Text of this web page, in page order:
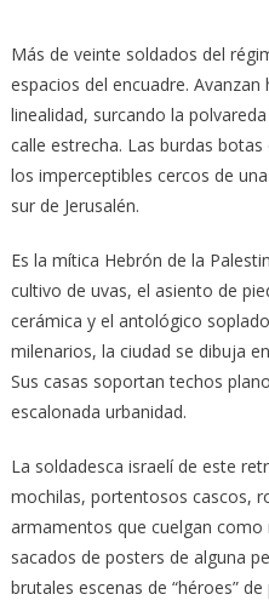
Más de veinte soldados del
espacios del encuadre.
linealidad, surcando la
calle estrecha. Las burdas
los imperceptibles cercos de
sur de Jerusalén.
Es la mítica Hebrón de la
cultivo de uvas, el asiento de
cerámica y el antológico
milenarios, la ciudad se dibuja
Sus casas soportan techos
escalonada urbanidad.
La soldadesca israelí de este
mochilas, portentosos cascos,
armamentos que cuelgan
sacados de posters de alguna
brutales escenas de “héroes”